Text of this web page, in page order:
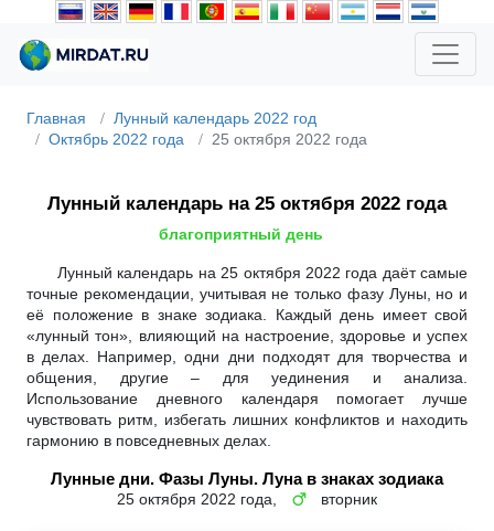
Главная
Лунный календарь 2022 год
Октябрь 2022 года
25 октября 2022 года
Лунный календарь на 25 октября 2022 года
благоприятный день
Лунный календарь на 25 октября 2022 года даёт самые
точные рекомендации, учитывая не только фазу Луны, но и
её положение в знаке зодиака. Каждый день имеет свой
«лунный тон», влияющий на настроение, здоровье и успех
в делах. Например, одни дни подходят для творчества и
общения, другие – для уединения и анализа.
Использование дневного календаря помогает лучше
чувствовать ритм, избегать лишних конфликтов и находить
гармонию в повседневных делах.
Лунные дни. Фазы Луны. Луна в знаках зодиака
25 октября 2022 года, ♂ вторник